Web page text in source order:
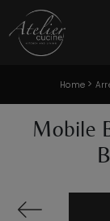
Home >
Mobile